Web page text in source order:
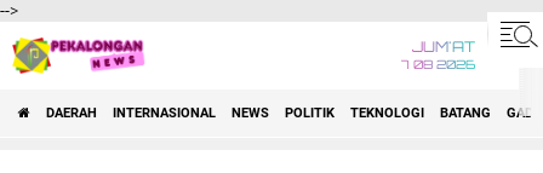
-->
JUM'AT
7 08 2026
DAERAH INTERNASIONAL NEWS POLITIK TEKNOLOGI BATANG